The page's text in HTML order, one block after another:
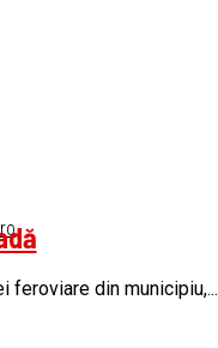
feroviare din municipiu,...